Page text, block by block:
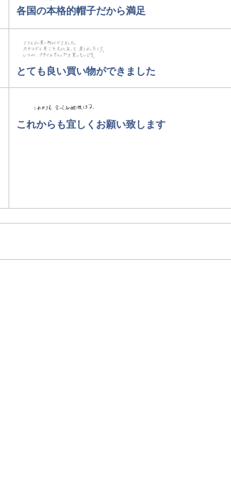
各国の本格的帽子だから満足
とても良い買い物ができました
これからも宜しくお願い致します